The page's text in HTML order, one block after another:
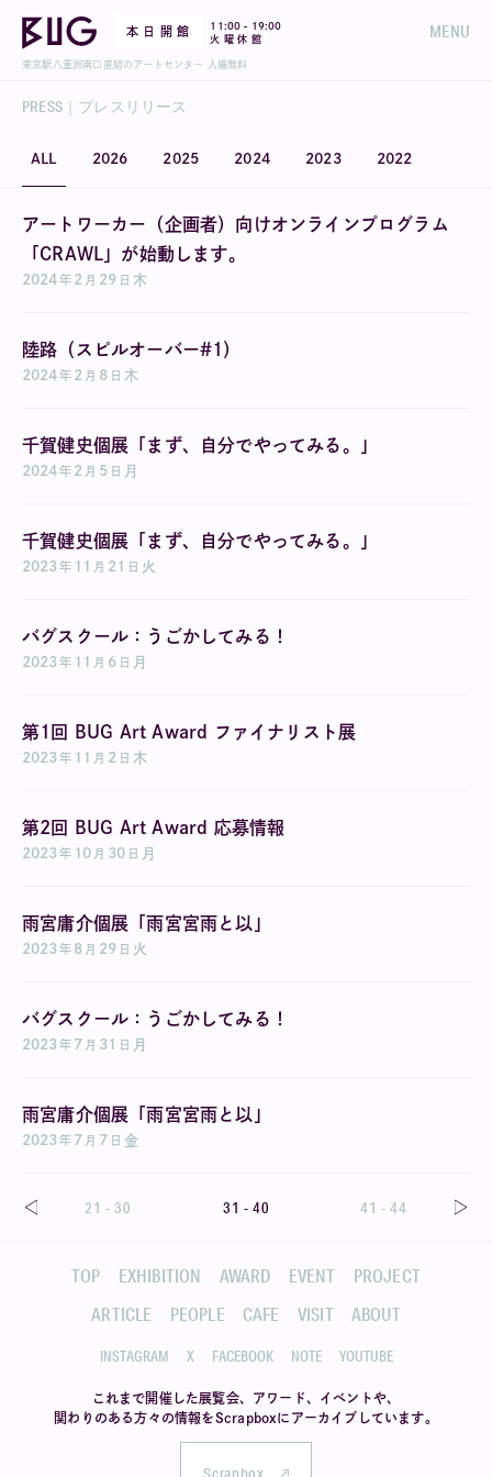
本 日 開 館 11:00 - 19:00
火 曜 休 館
MENU
東京駅八重洲南口直結のアートセンター 入場無料
PRESS｜プレスリリース
ALL 2026 2025 2024 2023 2022
アートワーカー（企画者）向けオンラインプログラム
「CRAWL」が始動します。
2024年 2 月 29 日 木
陸路（スピルオーバー#1）
2024年 2 月 8 日 木
千賀健史個展「まず、自分でやってみる。」
2024年 2 月 5 日 月
千賀健史個展「まず、自分でやってみる。」
2023年 11 月 21 日 火
バグスクール：うごかしてみる！
2023年 11 月 6 日 月
第1回 BUG Art Award ファイナリスト展
2023年 11 月 2 日 木
第2回 BUG Art Award 応募情報
2023年 10 月 30 日 月
雨宮庸介個展「雨宮宮雨と以」
2023年 8 月 29 日 火
バグスクール：うごかしてみる！
2023年 7 月 31 日 月
雨宮庸介個展「雨宮宮雨と以」
2023年 7 月 7 日 金
21 - 30 31 - 40 41 - 44
TOP EXHIBITION AWARD EVENT
PROJECT
ARTICLE
PEOPLE CAFE VISIT ABOUT
INSTAGRAM X FACEBOOK NOTE YOUTUBE
これまで開催した展覧会、アワード、イベントや、
関わりのある方々の情報をScrapboxにアーカイブしています。